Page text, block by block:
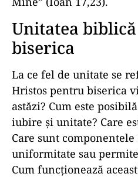
Unitatea
biserica
La ce fel de unitate se
Hristos pentru biserica
astăzi? Cum este
iubire şi unitate? Care
Care sunt
uniformitate sau
Cum funcţionează